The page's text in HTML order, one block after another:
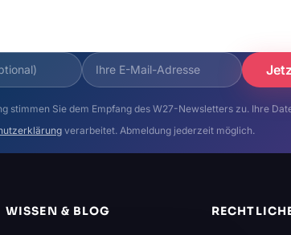
stimmen Sie dem Empfang des W27-Newsletters zu. Ihre
verarbeitet. Abmeldung jederzeit möglich.
WISSEN & BLOG